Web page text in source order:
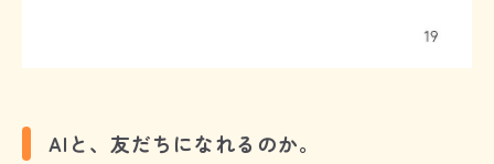
AIと、友だちになれるのか。